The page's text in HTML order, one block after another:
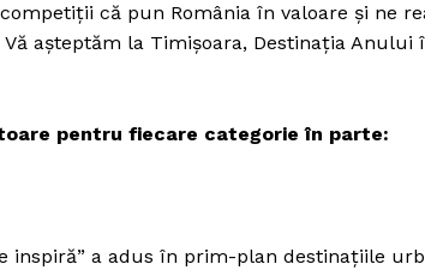
că pun România în valoare și ne
așteptăm la Timișoara, Destinația Anului
pentru fiecare categorie în parte:
inspiră” a adus în prim-plan destinațiile